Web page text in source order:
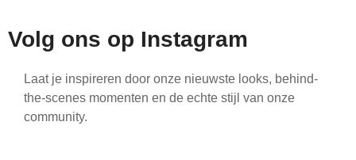
Volg ons op Instagram
Laat je inspireren door onze nieuwste looks, behind-
the-scenes momenten en de echte stijl van onze
community.